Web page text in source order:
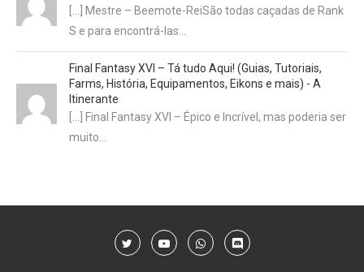
[…] Mestre – Beemote-ReiSão todas caçadas de Rank
S e para encontrá-las…
Final Fantasy XVI – Tá tudo Aqui! (Guias, Tutoriais,
Farms, História, Equipamentos, Eikons e mais) - A
Itinerante
[…] Final Fantasy XVI – Épico e Incrível, mas poderia ser
muito…